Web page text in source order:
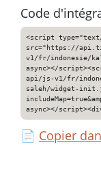
Code
<script
src="https://
v1/fr/indonesie/
async></
api/js-v1/fr/
saleh/widget-
async></
📄 Copier